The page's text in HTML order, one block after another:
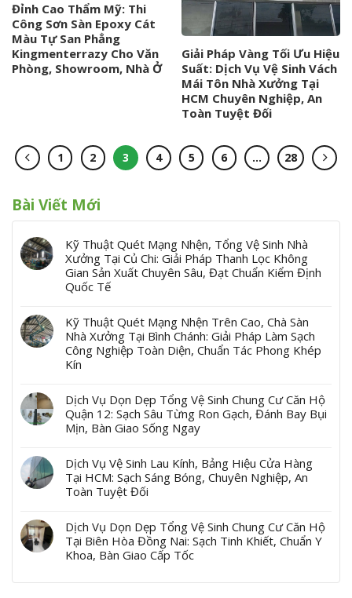
Đỉnh Cao Thẩm Mỹ: Thi
Công Sơn Sàn Epoxy Cát
Màu Tự San Phẳng
Kingmenterrazy Cho Văn
Phòng, Showroom, Nhà Ở
Giải Pháp Vàng Tối Ưu Hiệu
Suất: Dịch Vụ Vệ Sinh Vách
Mái Tôn Nhà Xưởng Tại
HCM Chuyên Nghiệp, An
Toàn Tuyệt Đối
1 2 3 4 5 6 … 28
Bài Viết Mới
Kỹ Thuật Quét Mạng Nhện, Tổng Vệ Sinh Nhà
Xưởng Tại Củ Chi: Giải Pháp Thanh Lọc Không
Gian Sản Xuất Chuyên Sâu, Đạt Chuẩn Kiểm Định
Quốc Tế
Kỹ Thuật Quét Mạng Nhện Trên Cao, Chà Sàn
Nhà Xưởng Tại Bình Chánh: Giải Pháp Làm Sạch
Công Nghiệp Toàn Diện, Chuẩn Tác Phong Khép
Kín
Dịch Vụ Dọn Dẹp Tổng Vệ Sinh Chung Cư Căn Hộ
Quận 12: Sạch Sâu Từng Ron Gạch, Đánh Bay Bụi
Mịn, Bàn Giao Sống Ngay
Dịch Vụ Vệ Sinh Lau Kính, Bảng Hiệu Cửa Hàng
Tại HCM: Sạch Sáng Bóng, Chuyên Nghiệp, An
Toàn Tuyệt Đối
Dịch Vụ Dọn Dẹp Tổng Vệ Sinh Chung Cư Căn Hộ
Tại Biên Hòa Đồng Nai: Sạch Tinh Khiết, Chuẩn Y
Khoa, Bàn Giao Cấp Tốc